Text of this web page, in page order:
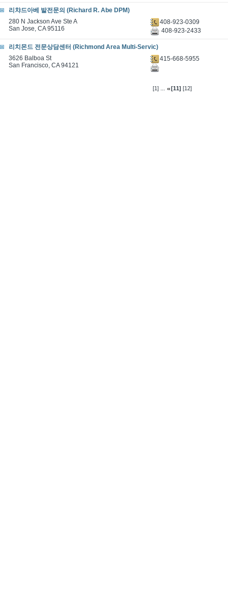
리챠드아베 발전문의 (Richard R. Abe DPM)
280 N Jackson Ave Ste A
San Jose, CA 95116
408-923-0309
408-923-2433
리치몬드 전문상담센터 (Richmond Area Multi-Servic)
3626 Balboa St
San Francisco, CA 94121
415-668-5955
[1] ... [11] [12]